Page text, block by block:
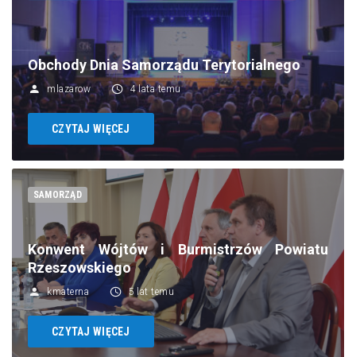
Obchody Dnia Samorządu Terytorialnego
mlazarow 4 lata temu
CZYTAJ WIĘCEJ
SAMORZĄD
Konwent Wójtów i Burmistrzów Powiatu
Rzeszowskiego
kmaterna 5 lat temu
CZYTAJ WIĘCEJ